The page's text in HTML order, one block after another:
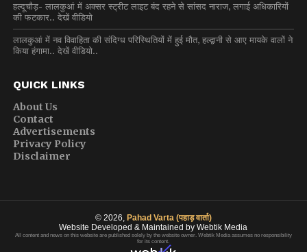
हल्दूचौड़- लालकुआं में अक्सर स्ट्रीट लाइट बंद रहने से सांसद नाराज, लगाई अधिकारियों
की फटकार.. देखें वीडियो
लालकुआं में नव विवाहिता की संदिग्ध परिस्थितियों में हुई मौत, हल्द्वानी से आए मायके वालों ने
किया हंगामा.. देखें वीडियो..
QUICK LINKS
About Us
Contact
Advertisements
Privacy Policy
Disclaimer
© 2026, Pahad Varta (पहाड़ वार्ता)
Website Developed & Maintained by Webtik Media
All content and news on this website are published solely by the website owner. Webtik Media assumes no responsibility
for its content.